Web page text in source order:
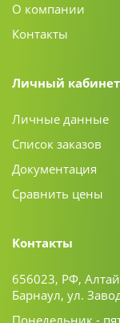
О компании
Контакты
Личный кабинет
Личные данные
Список заказов
Документация
Сравнить цены
Контакты
656023, РФ,
Барнаул, ул.
Понедельник -